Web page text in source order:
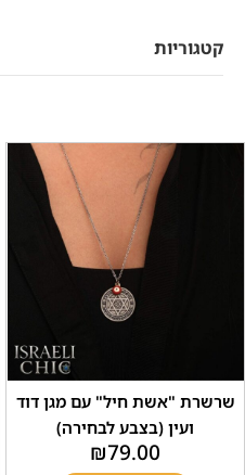
"אשת חיל" עם מגן דוד
(בצבע לבחירה)
₪